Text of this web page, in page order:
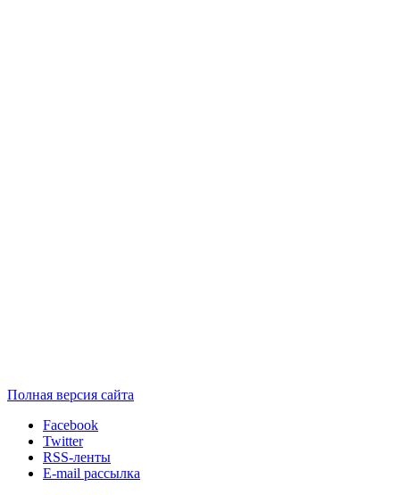
Полная версия сайта
Facebook
Twitter
RSS-ленты
E-mail рассылка